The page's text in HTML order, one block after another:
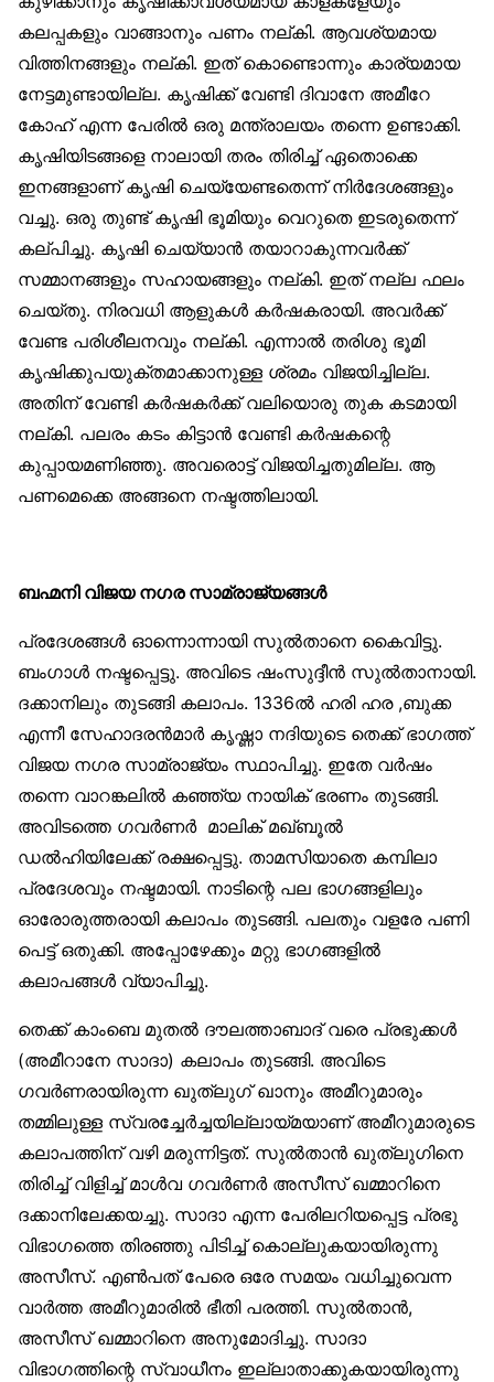
കലപ്പകളും വാങ്ങാനും പണം നല്കി. ആവശ്യമായ
വിത്തിനങ്ങളും നല്കി. ഇത് കൊണ്ടൊന്നും കാര്യമായ
നേട്ടമുണ്ടായില്ല. കൃഷിക്ക് വേണ്ടി ദിവാനേ അമീറേ
കോഹ് എന്ന പേരില്‍ ഒരു മന്ത്രാലയം തന്നെ ഉണ്ടാക്കി.
കൃഷിയിടങ്ങളെ നാലായി തരം തിരിച്ച് ഏതൊക്കെ
ഇനങ്ങളാണ് കൃഷി ചെയ്യേണ്ടതെന്ന് നിര്‍ദേശങ്ങളും
വച്ചു. ഒരു തുണ്ട് കൃഷി ഭൂമിയും വെറുതെ ഇടരുതെന്ന്
കല്പിച്ചു. കൃഷി ചെയ്യാന്‍ തയാറാകുന്നവര്‍ക്ക്
സമ്മാനങ്ങളും സഹായങ്ങളും നല്കി. ഇത് നല്ല ഫലം
ചെയ്തു. നിരവധി ആളുകള്‍ കര്‍ഷകരായി. അവര്‍ക്ക്
വേണ്ട പരിശീലനവും നല്കി. എന്നാല്‍ തരിശു ഭൂമി
കൃഷിക്കുപയുക്തമാക്കാനുള്ള ശ്രമം വിജയിച്ചില്ല.
അതിന് വേണ്ടി കര്‍ഷകര്‍ക്ക് വലിയൊരു തുക കടമായി
നല്കി. പലരം കടം കിട്ടാന്‍ വേണ്ടി കര്‍ഷകന്റെ
കുപ്പായമണിഞ്ഞു. അവരൊട്ട് വിജയിച്ചതുമില്ല. ആ
പണമെക്കെ അങ്ങനെ നഷ്ടത്തിലായി.
ബഹ്മനി വിജയ നഗര സാമ്രാജ്യങ്ങള്‍
പ്രദേശങ്ങള്‍ ഓന്നൊന്നായി സുല്‍താനെ കൈവിട്ടു.
ബംഗാള്‍ നഷ്ടപ്പെട്ടു. അവിടെ ഷംസുദ്ദീന്‍ സുല്‍താനായി.
ദക്കാനിലും തുടങ്ങി കലാപം. 1336ല്‍ ഹരി ഹര ,ബുക്ക
എന്നീ സേഹാദരന്‍മാര്‍ കൃഷ്ണാ നദിയുടെ തെക്ക് ഭാഗത്ത്
വിജയ നഗര സാമ്രാജ്യം സ്ഥാപിച്ചു. ഇതേ വര്‍ഷം
തന്നെ വാറങ്കലില്‍ കഞ്ഞ്യ നായിക് ഭരണം തുടങ്ങി.
അവിടത്തെ ഗവര്‍ണര്‍ മാലിക് മഖ്ബൂല്‍
ഡല്‍ഹിയിലേക്ക് രക്ഷപ്പെട്ടു. താമസിയാതെ കമ്പിലാ
പ്രദേശവും നഷ്ടമായി. നാടിന്റെ പല ഭാഗങ്ങളിലും
ഓരോരുത്തരായി കലാപം തുടങ്ങി. പലതും വളരേ പണി
പെട്ട് ഒതുക്കി. അപ്പോഴേക്കും മറ്റു ഭാഗങ്ങളില്‍
കലാപങ്ങള്‍ വ്യാപിച്ചു.
തെക്ക് കാംബെ മുതല്‍ ദൗലത്താബാദ് വരെ പ്രഭുക്കള്‍
(അമീറാനേ സാദാ) കലാപം തുടങ്ങി. അവിടെ
ഗവര്‍ണരായിരുന്ന ഖുത്‌ലുഗ് ഖാനും അമീറുമാരും
തമ്മിലുള്ള സ്വരച്ചേര്‍ച്ചയില്ലായ്മയാണ് അമീറുമാരുടെ
കലാപത്തിന് വഴി മരുന്നിട്ടത്. സുല്‍താന്‍ ഖുത്‌ലുഗിനെ
തിരിച്ച് വിളിച്ച് മാള്‍വ ഗവര്‍ണര്‍ അസീസ് ഖമ്മാറിനെ
ദക്കാനിലേക്കയച്ചു. സാദാ എന്ന പേരിലറിയപ്പെട്ട പ്രഭു
വിഭാഗത്തെ തിരഞ്ഞു പിടിച്ച് കൊല്ലുകയായിരുന്നു
അസീസ്. എണ്‍പത് പേരെ ഒരേ സമയം വധിച്ചുവെന്ന
വാര്‍ത്ത അമീറുമാരില്‍ ഭീതി പരത്തി. സുല്‍താന്‍,
അസീസ് ഖമ്മാറിനെ അനുമോദിച്ചു. സാദാ
വിഭാഗത്തിന്റെ സ്വാധീനം ഇല്ലാതാക്കുകയായിരുന്നു